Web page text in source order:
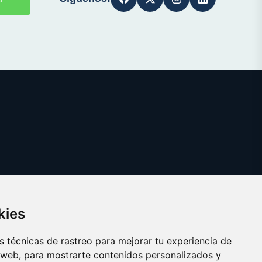
técnicas de rastreo para mejorar tu experiencia de
para mostrarte contenidos personalizados y